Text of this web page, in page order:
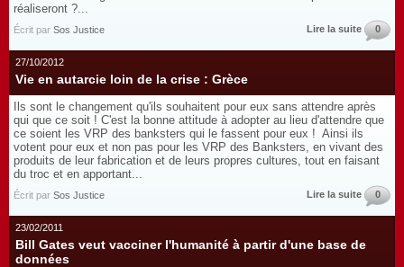
réaliseront ?...
Écrit par Sos Justice Lire la suite 0
27/10/2012
Vie en autarcie loin de la crise : Grèce
Ils sont le changement qu'ils souhaitent pour eux sans attendre après
qui que ce soit ! C'est la bonne attitude à adopter au lieu d'attendre que
ce soient les VRP des banksters qui le fassent pour eux ! Ainsi ils
votent pour eux et non pas pour les VRP des Banksters, en vivant des
produits de leur fabrication et de leurs propres cultures, tout en faisant
du troc et en apportant...
Écrit par Sos Justice Lire la suite 0
23/02/2011
Bill Gates veut vacciner l'humanité à partir d'une base de
données